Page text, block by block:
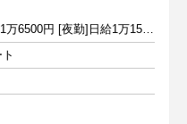
[日勤]日給9500～1万6500円 [夜勤]日給1万1500～1万9500円